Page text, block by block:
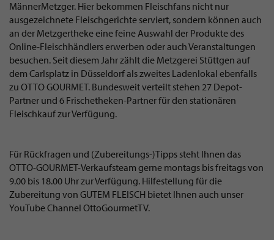
MännerMetzger. Hier bekommen Fleischfans nicht nur
ausgezeichnete Fleischgerichte serviert, sondern können auch
an der Metzgertheke eine feine Auswahl der Produkte des
Online-Fleischhändlers erwerben oder auch Veranstaltungen
besuchen. Seit diesem Jahr zählt die Metzgerei Stüttgen auf
dem Carlsplatz in Düsseldorf als zweites Ladenlokal ebenfalls
zu OTTO GOURMET. Bundesweit verteilt stehen 27 Depot-
Partner und 6 Frischetheken-Partner für den stationären
Fleischkauf zur Verfügung.
Für Rückfragen und (Zubereitungs-)Tipps steht Ihnen das
OTTO-GOURMET-Verkaufsteam gerne montags bis freitags von
9.00 bis 18.00 Uhr zur Verfügung. Hilfestellung für die
Zubereitung von GUTEM FLEISCH bietet Ihnen auch unser
YouTube Channel OttoGourmetTV.